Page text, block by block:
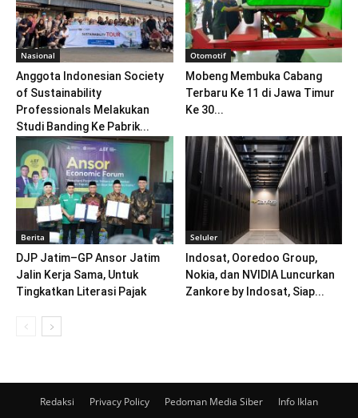
Nasional
Anggota Indonesian Society
of Sustainability
Professionals Melakukan
Studi Banding Ke Pabrik...
Otomotif
Mobeng Membuka Cabang
Terbaru Ke 11 di Jawa Timur
Ke 30...
Berita
DJP Jatim–GP Ansor Jatim
Jalin Kerja Sama, Untuk
Tingkatkan Literasi Pajak
Seluler
Indosat, Ooredoo Group,
Nokia, dan NVIDIA Luncurkan
Zankore by Indosat, Siap...
Redaksi Privacy Policy Pedoman Media Siber Info Iklan